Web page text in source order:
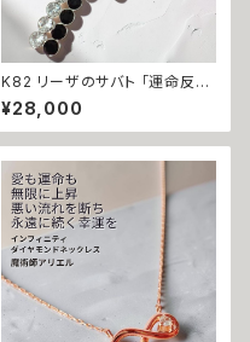
K82 リーザのサバト 「運命反転
のクロス」悪運を断ち切り成功
と富をつかむ 金運上昇 キャリア
アップ マチュラダイヤモンド ク
十字架 魔術 白魔術 運気アップ
おまもり おまじない 魔術 本物
強力 白魔術 占い 願いが叶う
¥28,000